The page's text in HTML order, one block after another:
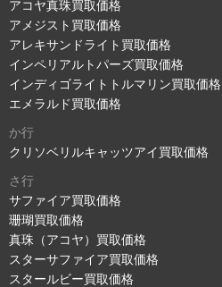
アコヤ真珠買取価格
アメジスト買取価格
アレキサンドライト買取価格
インペリアルトパーズ買取価格
インディゴライトトルマリン買取価格
エメラルド買取価格
か行
クリソベリルキャッツアイ買取価格
さ行
サファイア買取価格
珊瑚買取価格
真珠（アコヤ）買取価格
スターサファイア買取価格
スタールビー買取価格